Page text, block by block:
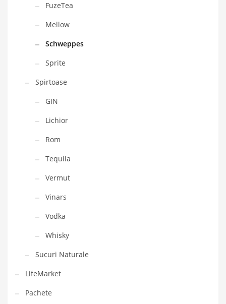
FuzeTea
Mellow
Schweppes
Sprite
Spirtoase
GIN
Lichior
Rom
Tequila
Vermut
Vinars
Vodka
Whisky
Sucuri Naturale
LifeMarket
Pachete